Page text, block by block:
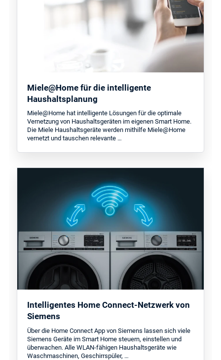
Miele@Home für die intelligente
Haushaltsplanung
Miele@Home hat intelligente Lösungen für die optimale
Vernetzung von Haushaltsgeräten im eigenen Smart Home.
Die Miele Haushaltsgeräte werden mithilfe Miele@Home
vernetzt und tauschen relevante …
Intelligentes Home Connect-Netzwerk von
Siemens
Über die Home Connect App von Siemens lassen sich viele
Siemens Geräte im Smart Home steuern, einstellen und
überwachen. Alle WLAN-fähigen Haushaltsgeräte wie
Waschmaschinen, Geschirrspüler, …